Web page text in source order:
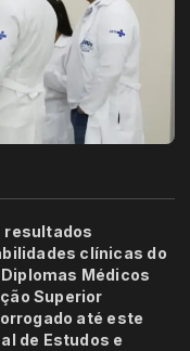
resultados
clínicas do
Médicos
Superior
até este
de Estudos e